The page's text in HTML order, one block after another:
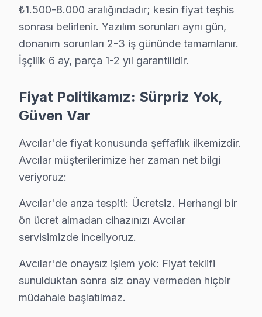
· Avcılar Samsung
· Avcılar LG
· Avcılar Panasonic
· Avcılar Toshiba
Avcılar'de Hisense TV Servisi Hakkında
Hisense TV — Fabrika Servis
✓ 15+ Yıl Deneyim
₺1.500-8.000 aralığındadır; kesin fiyat teşhis
sonrası belirlenir. Yazılım sorunları aynı gün,
donanım sorunları 2-3 iş gününde tamamlanır.
İşçilik 6 ay, parça 1-2 yıl garantilidir.
Fiyat Politikamız: Sürpriz Yok,
Güven Var
Avcılar'de fiyat konusunda şeffaflık ilkemizdir.
Avcılar müşterilerimize her zaman net bilgi
veriyoruz:
Avcılar'de arıza tespiti: Ücretsiz. Herhangi bir
ön ücret almadan cihazınızı Avcılar
servisimizde inceliyoruz.
Avcılar'de onaysız işlem yok: Fiyat teklifi
sunulduktan sonra siz onay vermeden hiçbir
müdahale başlatılmaz.